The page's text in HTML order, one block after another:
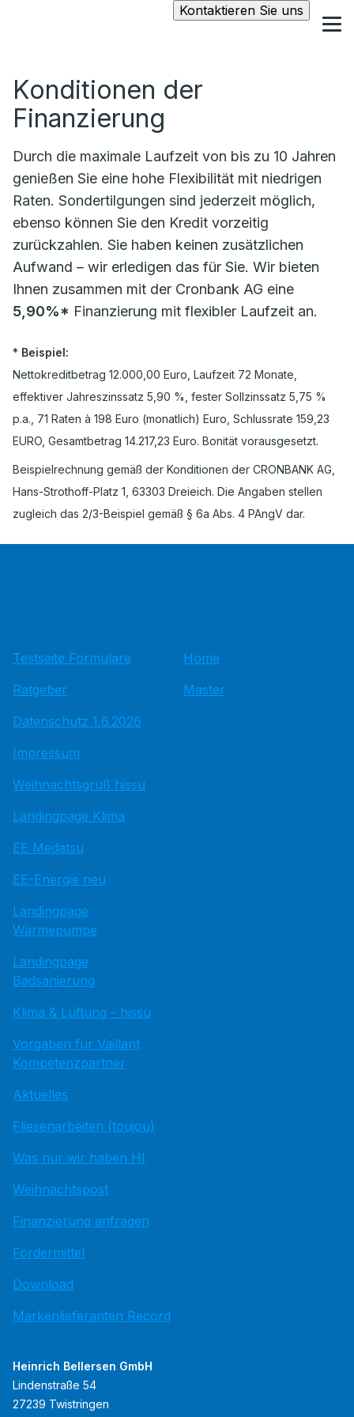
Kontaktieren Sie uns
Konditionen der
Finanzierung
Durch die maximale Laufzeit von bis zu 10 Jahren
genießen Sie eine hohe Flexibilität mit niedrigen
Raten. Sondertilgungen sind jederzeit möglich,
ebenso können Sie den Kredit vorzeitig
zurückzahlen. Sie haben keinen zusätzlichen
Aufwand – wir erledigen das für Sie. Wir bieten
Ihnen zusammen mit der Cronbank AG eine
5,90%* Finanzierung mit flexibler Laufzeit an.
* Beispiel:
Nettokreditbetrag 12.000,00 Euro, Laufzeit 72 Monate,
effektiver Jahreszinssatz 5,90 %, fester Sollzinssatz 5,75 %
p.a., 71 Raten à 198 Euro (monatlich) Euro, Schlussrate 159,23
EURO, Gesamtbetrag 14.217,23 Euro. Bonität vorausgesetzt.
Beispielrechnung gemäß der Konditionen der CRONBANK AG,
Hans-Strothoff-Platz 1, 63303 Dreieich. Die Angaben stellen
zugleich das 2/3-Beispiel gemäß § 6a Abs. 4 PAngV dar.
Testseite Formulare
Ratgeber
Datenschutz 1.6.2026
Impressum
Weihnachtsgruß hissu
Landingpage Klima
EE Medatsu
EE-Energie neu
Landingpage
Wärmepumpe
Landingpage
Badsanierung
Klima & Lüftung - hissu
Vorgaben für Vaillant
Kompetenzpartner
Aktuelles
Fliesenarbeiten (toujou)
Was nur wir haben HI
Weihnachtspost
Finanzierung anfragen
Fördermittel
Download
Markenlieferanten Record
Home
Master
Heinrich Bellersen GmbH
Lindenstraße 54
27239 Twistringen